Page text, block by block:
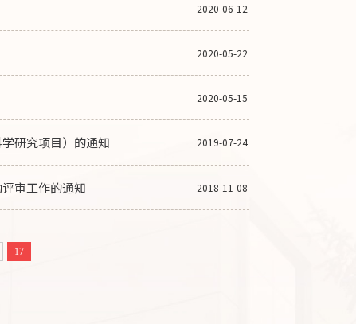
2020-06-12
2020-05-22
2020-05-15
2019-07-24
研究项目）的通知
2018-11-08
审工作的通知
17